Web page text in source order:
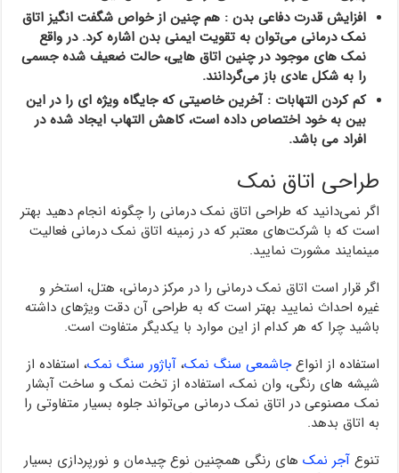
افزایش قدرت دفاعی بدن : هم چنین از خواص شگفت انگیز اتاق
نمک درمانی می‌توان به تقویت ایمنی بدن اشاره کرد. در واقع
نمک های موجود در چنین اتاق هایی، حالت ضعیف شده جسمی
را به شکل عادی باز می‌گردانند.
کم کردن التهابات : آخرین خاصیتی که جایگاه ویژه ای را در این
بین به خود اختصاص داده است، کاهش التهاب ایجاد شده در
افراد می باشد.
طراحی اتاق نمک
اگر نمی‌دانید که طراحی اتاق نمک درمانی را چگونه انجام دهید بهتر
است که با شرکت‌های معتبر که در زمینه اتاق نمک درمانی فعالیت
مینمایند مشورت نمایید.
اگر قرار است اتاق نمک درمانی را در مرکز درمانی، هتل، استخر و
غیره احداث نمایید بهتر است که به طراحی آن دقت ویژهای داشته
باشید چرا که هر کدام از این موارد با یکدیگر متفاوت است.
استفاده از انواعجاشمعی سنگ نمک،آباژور سنگ نمک، استفاده از
شیشه های رنگی، وان نمک، استفاده از تخت نمک و ساخت آبشار
نمک مصنوعی در اتاق نمک درمانی می‌تواند جلوه بسیار متفاوتی را
به اتاق بدهد.
تنوعآجر نمک های رنگی همچنین نوع چیدمان و نورپردازی بسیار